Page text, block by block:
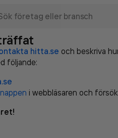
hitta.se och beskriva
följande:
i webbläsaren och